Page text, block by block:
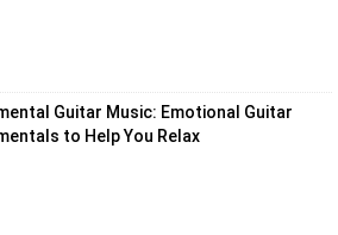
Guitar Music: Emotional Guitar
to Help You Relax